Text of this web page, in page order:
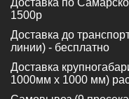
Доставка по
1500р
Доставка до
линии) - бесплатно
Доставка
1000мм х 1000 мм)